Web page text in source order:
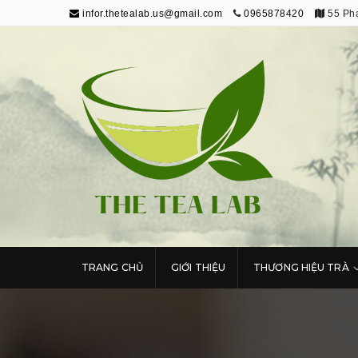
infor.thetealab.us@gmail.com 0965878420 55
The Tea Lab
Trang Thông Tin Về Trà
TRANG CHỦ GIỚI THIỆU THƯƠNG HIỆU TRÀ